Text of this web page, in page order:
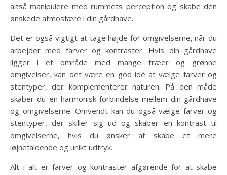
altså manipulere med rummets perception og skabe den
ønskede atmosfære i din gårdhave.
Det er også vigtigt at tage højde for omgivelserne, når du
arbejder med farver og kontraster. Hvis din gårdhave
ligger i et område med mange træer og grønne
omgivelser, kan det være en god idé at vælge farver og
stentyper, der komplementerer naturen. På den måde
skaber du en harmonisk forbindelse mellem din gårdhave
og omgivelserne. Omvendt kan du også vælge farver og
stentyper, der skiller sig ud og skaber en kontrast til
omgivelserne, hvis du ønsker at skabe et mere
iøjnefaldende og unikt udtryk.
Alt i alt er farver og kontraster afgørende for at skabe